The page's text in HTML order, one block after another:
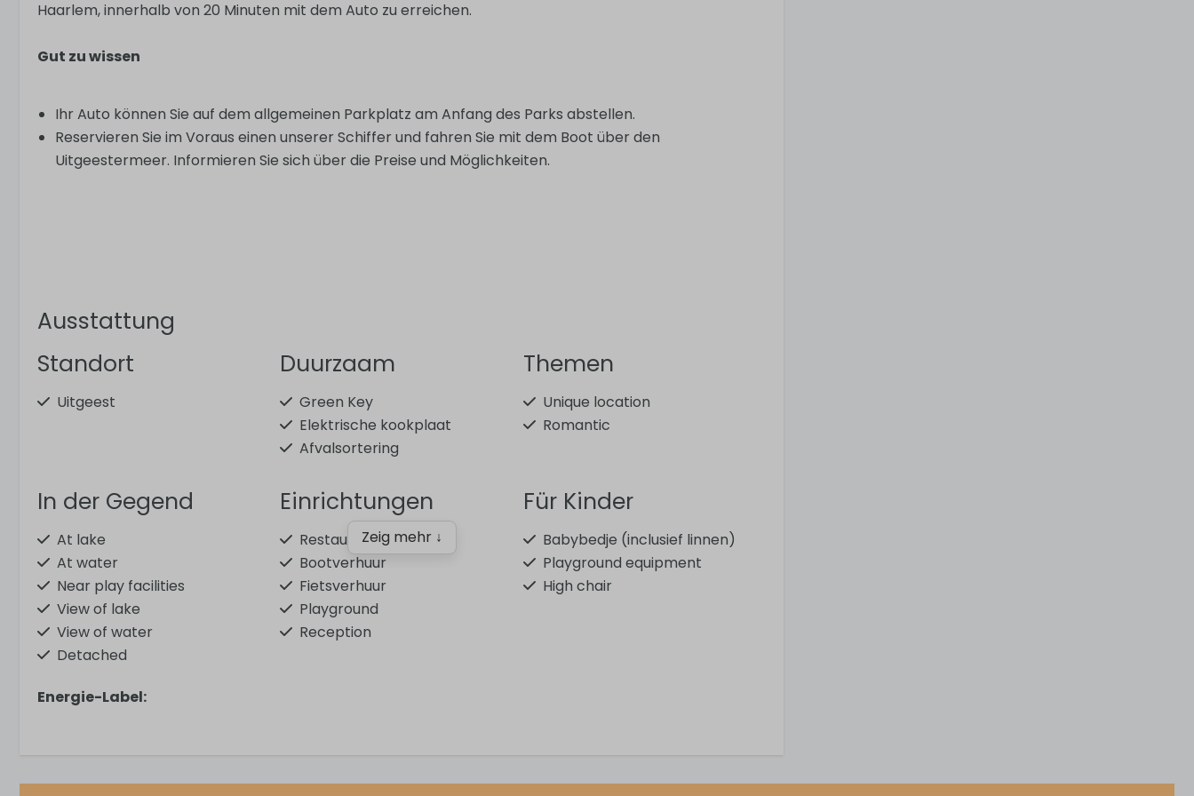
Haarlem, innerhalb von 20 Minuten mit dem Auto zu erreichen.
Gut zu wissen
Ihr Auto können Sie auf dem allgemeinen Parkplatz am Anfang des Parks abstellen.
Reservieren Sie im Voraus einen unserer Schiffer und fahren Sie mit dem Boot über den
Uitgeestermeer. Informieren Sie sich über die Preise und Möglichkeiten.
Ausstattung
Standort
Uitgeest
Duurzaam
Green Key
Elektrische kookplaat
Afvalsortering
Themen
Unique location
Romantic
In der Gegend
At lake
At water
Near play facilities
View of lake
View of water
Detached
At a holiday park
Einrichtungen
Restaurant
Bootverhuur
Fietsverhuur
Playground
Reception
Für Kinder
Babybedje (inclusief linnen)
Playground equipment
High chair
Zeig mehr ↓
Energie-Label: